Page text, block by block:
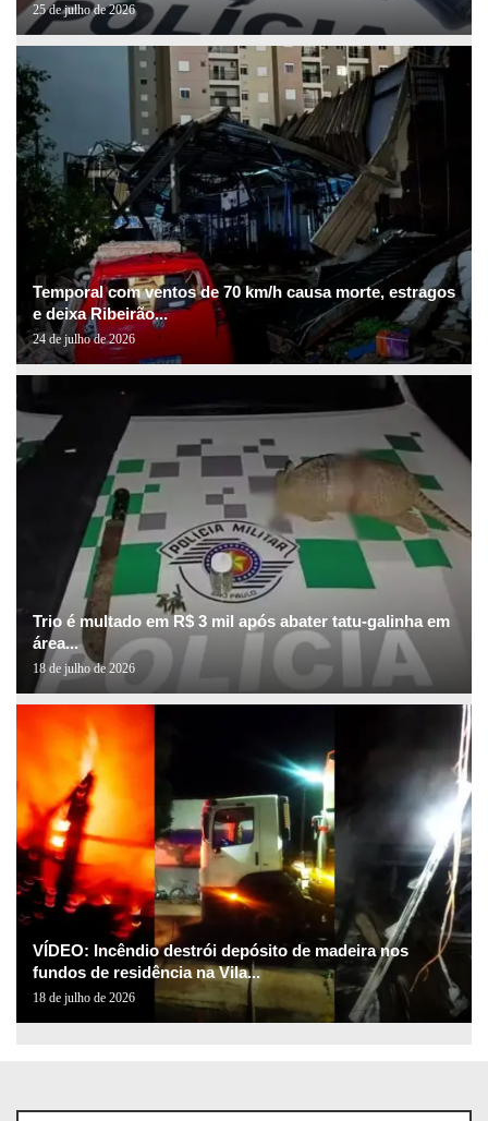
25 de julho de 2026
Temporal com ventos de 70 km/h causa morte, estragos
e deixa Ribeirão...
24 de julho de 2026
Trio é multado em R$ 3 mil após abater tatu-galinha em
área...
18 de julho de 2026
VÍDEO: Incêndio destrói depósito de madeira nos
fundos de residência na Vila...
18 de julho de 2026